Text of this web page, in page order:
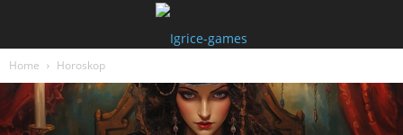
Home Horoskop